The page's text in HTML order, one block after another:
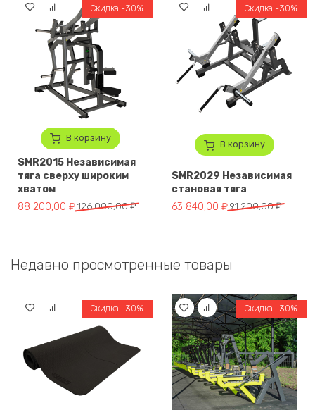
В корзину
Скидка -30%
SMR2015 Независимая
тяга сверху широким
хватом
126 000,00₽
Первоначальная цена составляла 126 000,00 ₽.
88 200,00 ₽
Текущая цена: 88 200,00 ₽.
В корзину
Скидка -30%
SMR2029 Независимая
становая тяга
91 200,00₽
Первоначальная цена
63 840,00 ₽
Текущая цена: 63 840,00 ₽.
Недавно просмотренные товары
Скидка -30% Скидка -30%